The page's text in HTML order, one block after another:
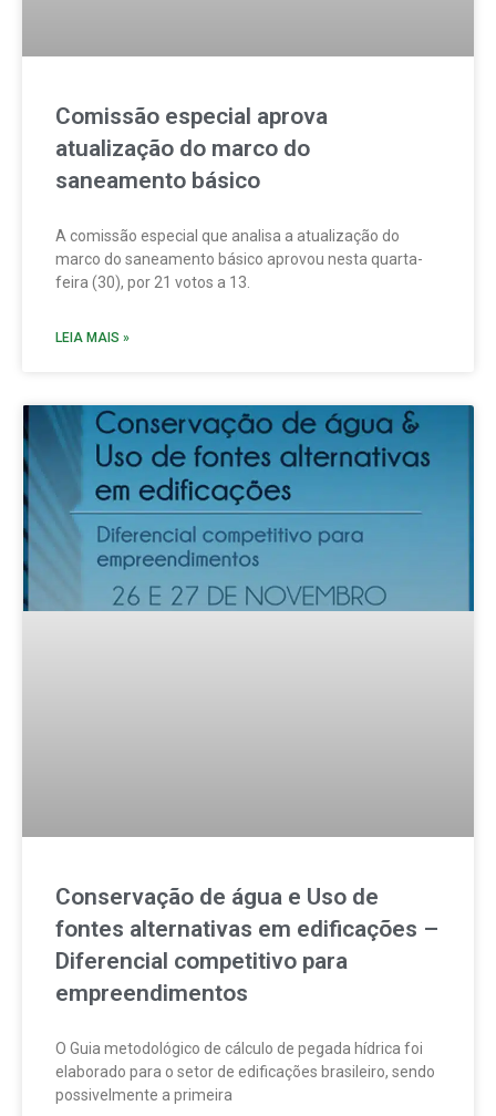
Comissão especial aprova
atualização do marco do
saneamento básico
A comissão especial que analisa a atualização do
marco do saneamento básico aprovou nesta quarta-
feira (30), por 21 votos a 13.
LEIA MAIS »
Conservação de água e Uso de
fontes alternativas em edificações –
Diferencial competitivo para
empreendimentos
O Guia metodológico de cálculo de pegada hídrica foi
elaborado para o setor de edificações brasileiro, sendo
possivelmente a primeira